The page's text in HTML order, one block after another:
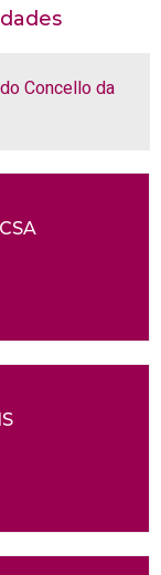
Concello da